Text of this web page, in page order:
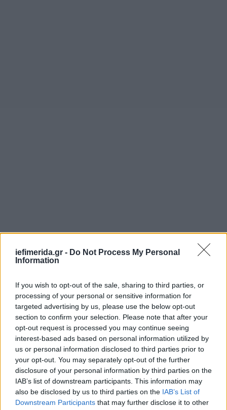
iefimerida.gr - Do Not Process My Personal
Information
If you wish to opt-out of the sale, sharing to third parties, or
processing of your personal or sensitive information for
targeted advertising by us, please use the below opt-out
section to confirm your selection. Please note that after your
opt-out request is processed you may continue seeing
interest-based ads based on personal information utilized by
us or personal information disclosed to third parties prior to
your opt-out. You may separately opt-out of the further
disclosure of your personal information by third parties on the
IAB’s list of downstream participants. This information may
also be disclosed by us to third parties on the IAB’s List of
Downstream Participants that may further disclose it to other
Η Ουκρανία υπερασπίζεται την επικράτειά της
έχοντας μεγάλη δυτική υποστήριξη, ενάντια σε μια
ολοκληρωτική ρωσική εισβολή εδώ και σχεδόν δύο
χρόνια. Οι μάχες εξακολουθούν να
επικεντρώνονται γύρω από τις ανατολικές και
νότιες περιοχές της.